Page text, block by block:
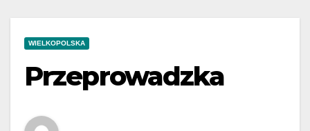
WIELKOPOLSKA
Przeprowadzka